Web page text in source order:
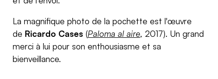
La magnifique photo de la pochette est l'œuvre
de Ricardo Cases(Paloma al aire, 2017). Un grand
merci à lui pour son enthousiasme et sa
bienveillance.